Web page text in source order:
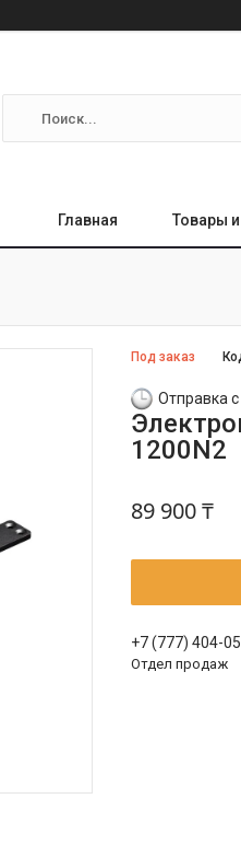
Главная Товары и
Под заказ
Отправка
1200N2
89 900 ₸
+7 (777) 404-
Отдел продаж